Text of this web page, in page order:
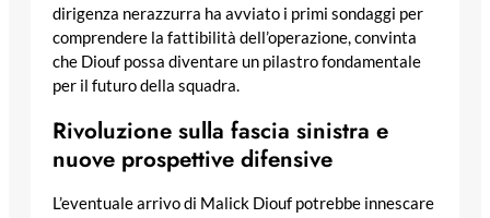
dirigenza nerazzurra ha avviato i primi sondaggi per
comprendere la fattibilità dell’operazione, convinta
che Diouf possa diventare un pilastro fondamentale
per il futuro della squadra.
Rivoluzione sulla fascia sinistra e
nuove prospettive difensive
L’eventuale arrivo di Malick Diouf potrebbe innescare